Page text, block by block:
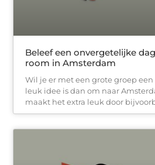
Beleef een onvergetelijke
room in Amsterdam
Wil je er met een grote groep
leuk idee is dan om naar
maakt het extra leuk door